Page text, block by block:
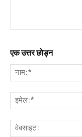
एक उत्तर छोड्न